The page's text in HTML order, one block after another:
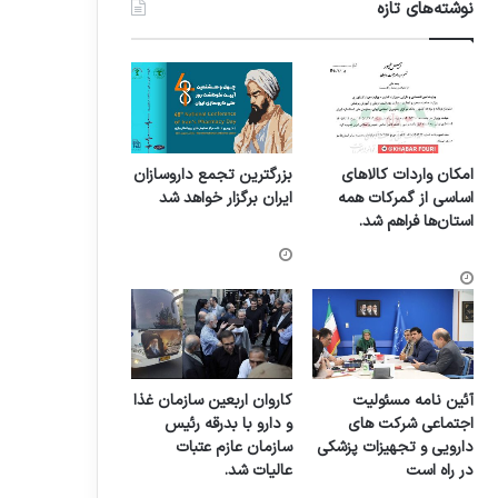
نوشته‌های تازه
امکان واردات کالاهای
اساسی از گمرکات همه
استان‌ها فراهم شد.
بزرگترین تجمع داروسازان
ایران برگزار خواهد شد
آئین نامه مسئولیت
اجتماعی شرکت های
دارویی و تجهیزات پزشکی
در راه است
کاروان اربعین سازمان غذا
و دارو با بدرقه رئیس
سازمان عازم عتبات
عالیات شد.